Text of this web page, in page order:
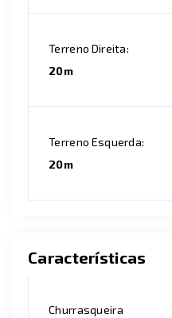
Terreno Direita:
20m
Terreno Esquerda:
20m
Características
Churrasqueira